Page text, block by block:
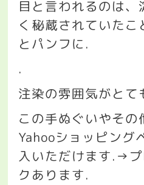
目と言われるのは
く秘蔵されていたこ
とパンフに .
.
注染の雰囲気がとて
この手ぬぐいやその
Yahooショッピング
入いただけます.→
クあります.